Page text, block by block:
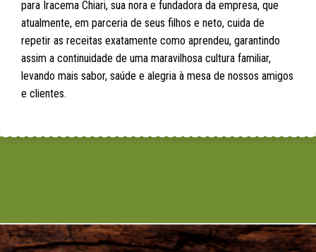
para Iracema Chiari, sua nora e fundadora da empresa, que
atualmente, em parceria de seus filhos e neto, cuida de
repetir as receitas exatamente como aprendeu, garantindo
assim a continuidade de uma maravilhosa cultura familiar,
levando mais sabor, saúde e alegria à mesa de nossos amigos
e clientes.